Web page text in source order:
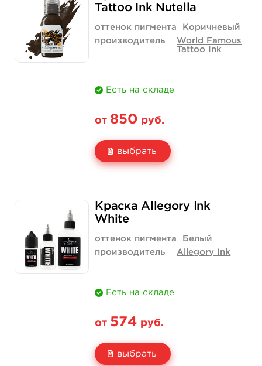
Количество
1 000 руб.
купить
1 500 руб.
купить
Tattoo Ink Nutella
оттенок пигмента
Коричневый
производитель
World Famous
Tattoo Ink
Есть на складе
от 850 руб.
выбрать
Количество
850 руб.
купить купить
Краска Allegory Ink
White
оттенок пигмента
Белый
производитель
Allegory Ink
Есть на складе
от 574 руб.
выбрать